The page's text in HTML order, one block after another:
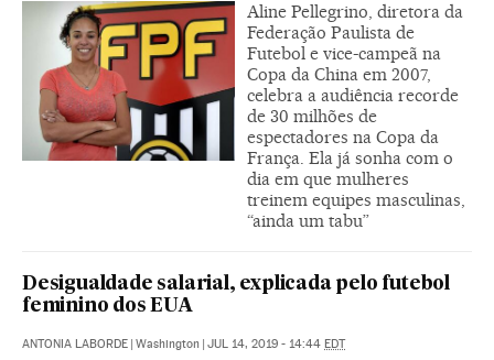
Aline Pellegrino, diretora da
Federação Paulista de
Futebol e vice-campeã na
Copa da China em 2007,
celebra a audiência recorde
de 30 milhões de
espectadores na Copa da
França. Ela já sonha com o
dia em que mulheres
treinem equipes masculinas,
“ainda um tabu”
Desigualdade salarial, explicada pelo futebol
feminino dos EUA
ANTONIA LABORDE Washington JUL 14, 2019 - 14:44 EDT